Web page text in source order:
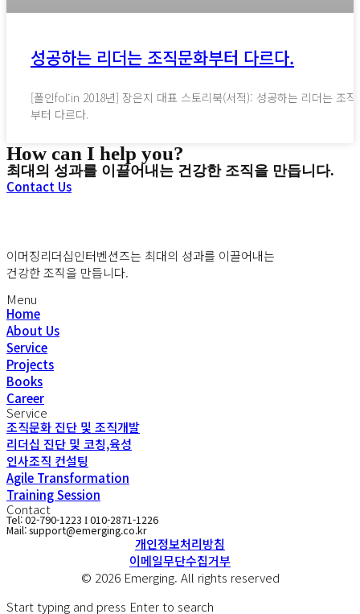
성공하는 리더는 조직문화부터 다르다.
[폴인fol:in 2018년] 장은지 대표 스토리북(서적): 성공하는 리더는 조직
부터 다르다.
How can I help you?
최대의 성과를 이끌어내는 건강한 조직을 만듭니다.
Contact Us
이머징리더십인터벤션즈는 최대의 성과를 이끌어내는
건강한 조직을 만듭니다.
Menu
Home
About Us
Service
Projects
Books
Career
Service
조직문화 진단 및 조직개발
리더십 진단 및 코칭,육성
인사조직 컨설팅
Agile Transformation
Training Session
Contact
Tel: 02-790-1223 I 010-2871-1226
Mail: support@emerging.co.kr
개인정보처리방침
이메일무단수집거부
© 2026 Emerging. All rights reserved
Start typing and press Enter to search